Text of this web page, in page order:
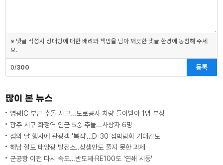
※ 댓글 작성시 상대방에 대한 배려와 책임을 담아 깨끗한 댓글 환경에 동참해 주세
요.
0/300 등록
많이 본 뉴스
영광IC 부근 추돌 사고...도로공사 차량 들이받아 1명 부상
광주 서구 화정역 인근 5중 추돌...사상자 6명
섬의 날 행사에 관광객 '북적'…D-30 섬박람회 기대감도
해남 혈도 태양광 발전소..상생안도 풀지 못한 과제
군공항 이전 다시 속도…반도체·RE100도 '연쇄 시동'